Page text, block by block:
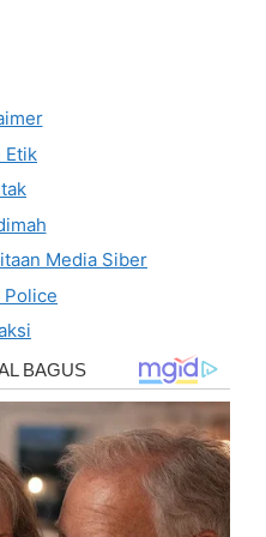
Etik
Media Siber
Police